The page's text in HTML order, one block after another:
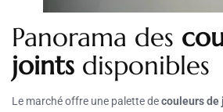
Panorama des
joints disponibles
Le marché offre une palette decouleurs de